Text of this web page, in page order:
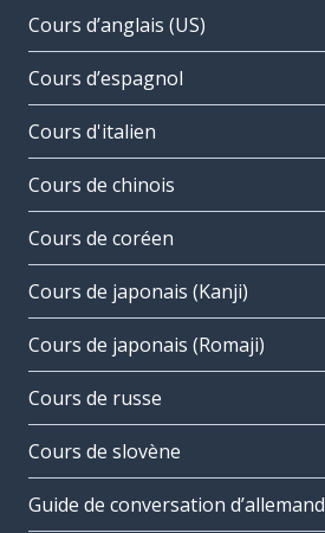
Cours d’anglais (US)
Cours d’espagnol
Cours d'italien
Cours de chinois
Cours de coréen
Cours de japonais (Kanji)
Cours de japonais (Romaji)
Cours de russe
Cours de slovène
Guide de conversation d’allemand